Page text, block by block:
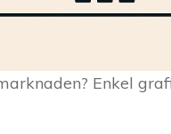
Enkel